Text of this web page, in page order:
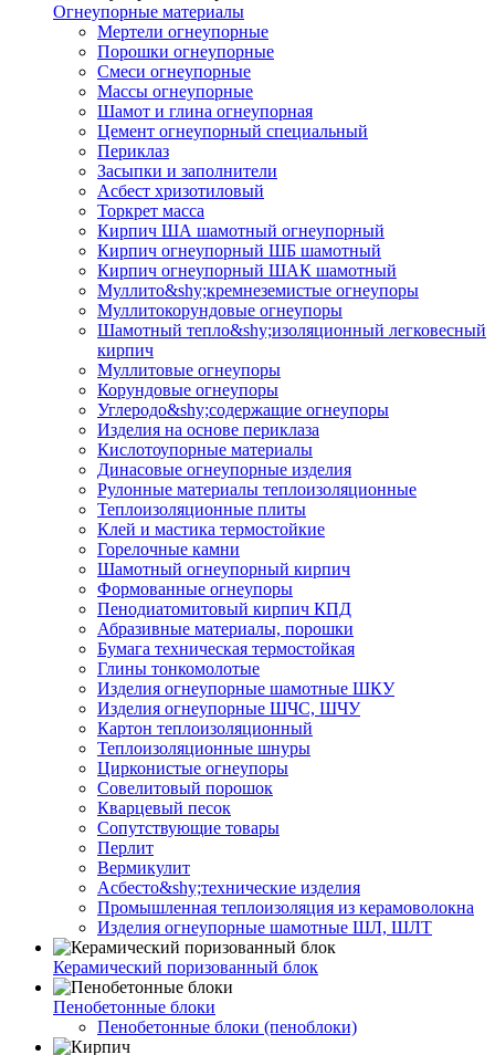
Огнеупорные материалы
Мертели огнеупорные
Порошки огнеупорные
Смеси огнеупорные
Массы огнеупорные
Шамот и глина огнеупорная
Цемент огнеупорный специальный
Периклаз
Засыпки и заполнители
Асбест хризотиловый
Торкрет масса
Кирпич ША шамотный огнеупорный
Кирпич огнеупорный ШБ шамотный
Кирпич огнеупорный ШАК шамотный
Муллито&shy;­кремнеземистые огнеупоры
Муллито­корундовые огнеупоры
Шамотный тепло&shy;изоляционный легковесный
кирпич
Муллитовые огнеупоры
Корундовые огнеупоры
Углеродо&shy;содержащие огнеупоры
Изделия на основе периклаза
Кислотоупорные материалы
Динасовые огнеупорные изделия
Рулонные материалы теплоизоляционные
Тепло­изоляционные плиты
Клей и мастика термостойкие
Горелочные камни
Шамотный огнеупорный кирпич
Формованные огнеупоры
Пенодиатомитовый кирпич КПД
Абразивные материалы, порошки
Бумага техническая термостойкая
Глины тонкомолотые
Изделия огнеупорные шамотные ШКУ
Изделия огнеупорные ШЧС, ШЧУ
Картон теплоизоляционный
Теплоизоляционные шнуры
Цирконистые огнеупоры
Совелитовый порошок
Кварцевый песок
Сопутствующие товары
Перлит
Вермикулит
Асбесто&shy;технические изделия
Промышленная теплоизоляция из керамоволокна
Изделия огнеупорные шамотные ШЛ, ШЛТ
Керамический поризованный блок
Пенобетонные блоки
Пенобетонные блоки (пеноблоки)